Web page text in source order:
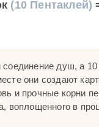
(10 Пентаклей)
соединение душ, а
они создают
и прочные корни
воплощенного в